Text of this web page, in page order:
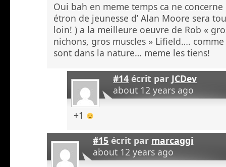
Oui bah en meme temps ca ne
étron de jeunesse d’ Alan Moore sera
loin! ) a la meilleure oeuvre de Rob «
nichons, gros muscles » Lifield….
sont dans la nature… meme les tiens!
#14 écrit par JCDev
about 12 years ago
+1
#15 écrit par marcaggi
about 12 years ago